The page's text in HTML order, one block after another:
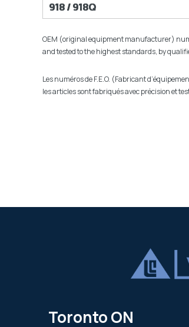
918 / 918Q
OEM (original equipment manufacturer)
and tested to the highest standards, by
Les numéros de F.E.O. (Fabricant
les articles sont fabriqués avec précision et
Toronto ON